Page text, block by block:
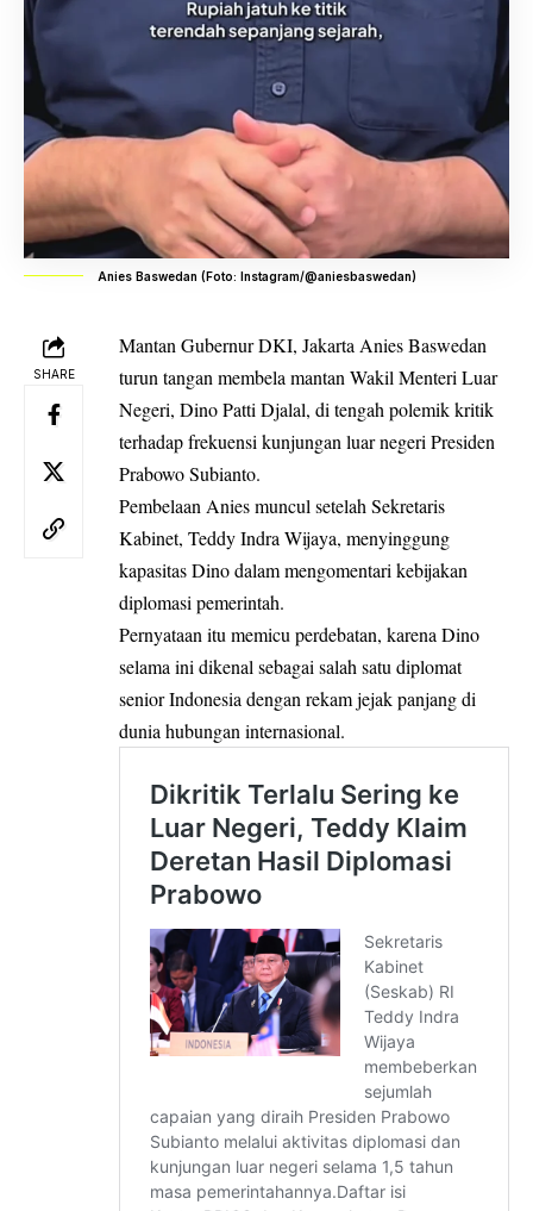
Anies Baswedan (Foto: Instagram/@aniesbaswedan)
SHARE
Mantan Gubernur DKI, Jakarta Anies Baswedan
turun tangan membela mantan Wakil Menteri Luar
Negeri, Dino Patti Djalal, di tengah polemik kritik
terhadap frekuensi kunjungan luar negeri Presiden
Prabowo Subianto.
Pembelaan Anies muncul setelah Sekretaris
Kabinet, Teddy Indra Wijaya, menyinggung
kapasitas Dino dalam mengomentari kebijakan
diplomasi pemerintah.
Pernyataan itu memicu perdebatan, karena Dino
selama ini dikenal sebagai salah satu diplomat
senior Indonesia dengan rekam jejak panjang di
dunia hubungan internasional.